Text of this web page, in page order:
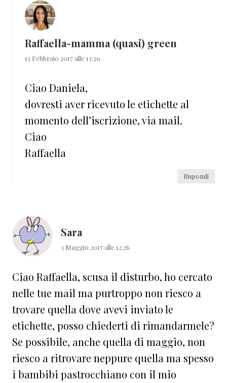
Raffaella-mamma (quasi) green
13 Febbraio 2017 alle 13:20
Ciao Daniela,
dovresti aver ricevuto le etichette al
momento dell’iscrizione, via mail.
Ciao
Raffaella
Rispondi
Sara
3 Maggio 2017 alle 12:26
Ciao Raffaella, scusa il disturbo, ho cercato
nelle tue mail ma purtroppo non riesco a
trovare quella dove avevi inviato le
etichette, posso chiederti di rimandarmele?
Se possibile, anche quella di maggio, non
riesco a ritrovare neppure quella ma spesso
i bambibi pastrocchiano con il mio